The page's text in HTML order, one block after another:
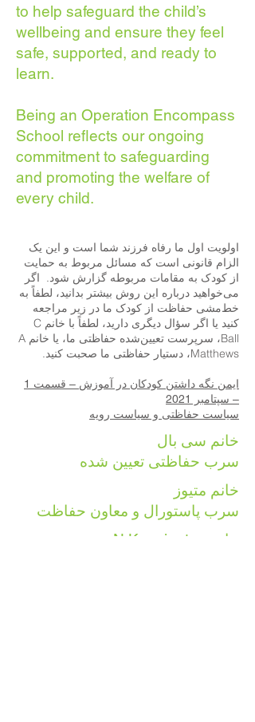
to help safeguard the child’s
wellbeing and ensure they feel
safe, supported, and ready to
learn.
Being an Operation Encompass
School reflects our ongoing
commitment to safeguarding
and promoting the welfare of
every child.
اولویت اول ما رفاه فرزند شما است و این یک
الزام قانونی است که مسائل مربوط به حمایت
از کودک به مقامات مربوطه گزارش شود. اگر
می‌خواهید درباره این روش بیشتر بدانید، لطفاً به
خط‌مشی حفاظت از کودک ما در زیر مراجعه
کنید یا اگر سؤال دیگری دارید، لطفاً با خانم C
Ball، سرپرست تعیین‌شده حفاظتی ما، یا خانم A
Matthews، دستیار حفاظتی ما صحبت کنید.
ایمن نگه داشتن کودکان در آموزش – قسمت 1
– سپتامبر 2021
سیاست حفاظتی و سیاست رویه
خانم سی بال
سرب حفاظتی تعیین شده
خانم متیوز
سرب پاستورال و معاون حفاظت
خانم N Kennington